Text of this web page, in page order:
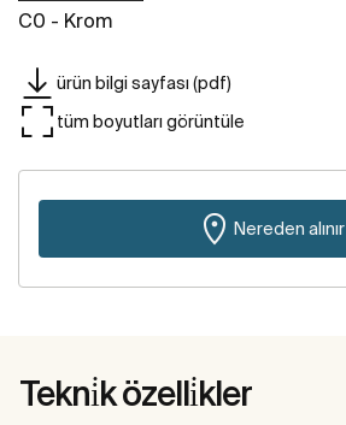
C0 - Krom
ürün bilgi sayfası (pdf)
tüm boyutları görüntüle
Nereden alınır
Tekni̇k özelli̇kler